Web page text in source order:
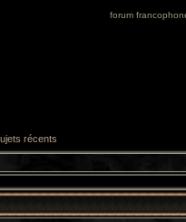
forum
récents